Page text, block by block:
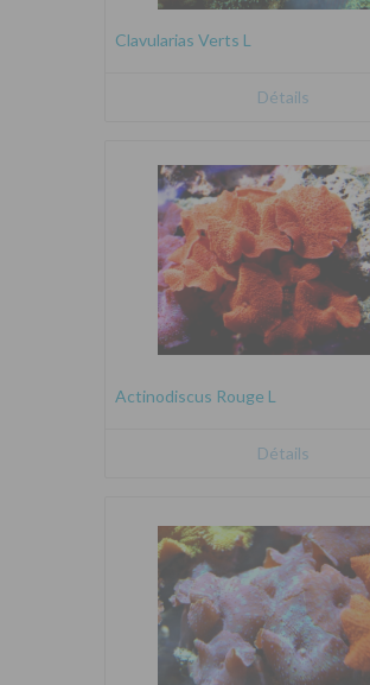
Clavularias Verts L
Détails
Actinodiscus Rouge L
Détails